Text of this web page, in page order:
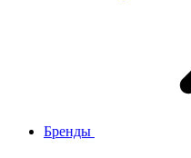
Бренды